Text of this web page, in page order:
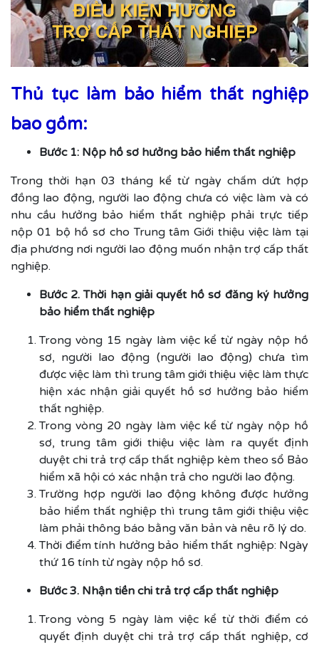
Thủ tục làm bảo hiểm thất nghiệp
bao gồm:
Bước 1: Nộp hồ sơ hưởng bảo hiểm thất nghiệp
Trong thời hạn 03 tháng kể từ ngày chấm dứt hợp
đồng lao động, người lao động chưa có việc làm và có
nhu cầu hưởng bảo hiểm thất nghiệp phải trực tiếp
nộp 01 bộ hồ sơ cho Trung tâm Giới thiệu việc làm tại
địa phương nơi người lao động muốn nhận trợ cấp thất
nghiệp.
Bước 2. Thời hạn giải quyết hồ sơ đăng ký hưởng
bảo hiểm thất nghiệp
Trong vòng 15 ngày làm việc kể từ ngày nộp hồ
sơ, người lao động (người lao động) chưa tìm
được việc làm thì trung tâm giới thiệu việc làm thực
hiện xác nhận giải quyết hồ sơ hưởng bảo hiểm
thất nghiệp.
Trong vòng 20 ngày làm việc kể từ ngày nộp hồ
sơ, trung tâm giới thiệu việc làm ra quyết định
duyệt chi trả trợ cấp thất nghiệp kèm theo sổ Bảo
hiểm xã hội có xác nhận trả cho người lao động.
Trường hợp người lao động không được hưởng
bảo hiểm thất nghiệp thì trung tâm giới thiệu việc
làm phải thông báo bằng văn bản và nêu rõ lý do.
Thời điểm tính hưởng bảo hiểm thất nghiệp: Ngày
thứ 16 tính từ ngày nộp hồ sơ.
Bước 3. Nhận tiền chi trả trợ cấp thất nghiệp
Trong vòng 5 ngày làm việc kể từ thời điểm có
quyết định duyệt chi trả trợ cấp thất nghiệp, cơ